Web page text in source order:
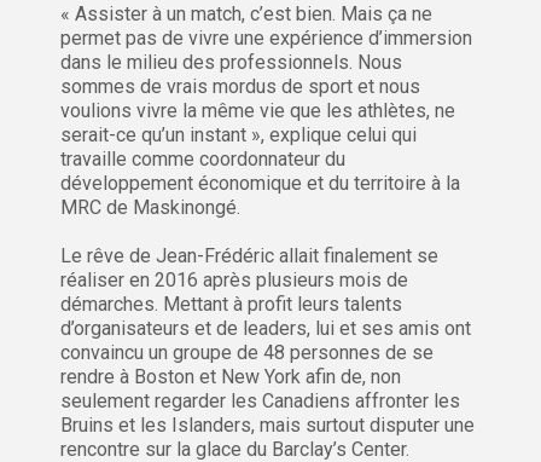
« Assister à un match, c’est bien. Mais ça ne
permet pas de vivre une expérience d’immersion
dans le milieu des professionnels. Nous
sommes de vrais mordus de sport et nous
voulions vivre la même vie que les athlètes, ne
serait-ce qu’un instant », explique celui qui
travaille comme coordonnateur du
développement économique et du territoire à la
MRC de Maskinongé.
Le rêve de Jean-Frédéric allait finalement se
réaliser en 2016 après plusieurs mois de
démarches. Mettant à profit leurs talents
d’organisateurs et de leaders, lui et ses amis ont
convaincu un groupe de 48 personnes de se
rendre à Boston et New York afin de, non
seulement regarder les Canadiens affronter les
Bruins et les Islanders, mais surtout disputer une
rencontre sur la glace du Barclay’s Center.